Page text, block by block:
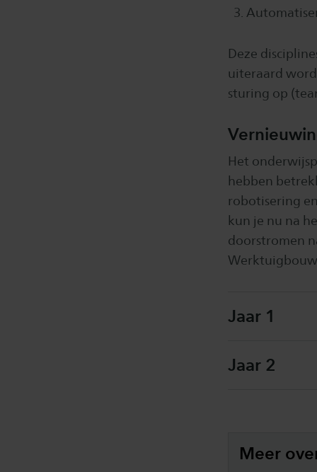
Deze
uiteraard
sturing op
Het
hebben
robotisering
kun je nu na
doorstromen
Jaar 1
Jaar 2
Meer